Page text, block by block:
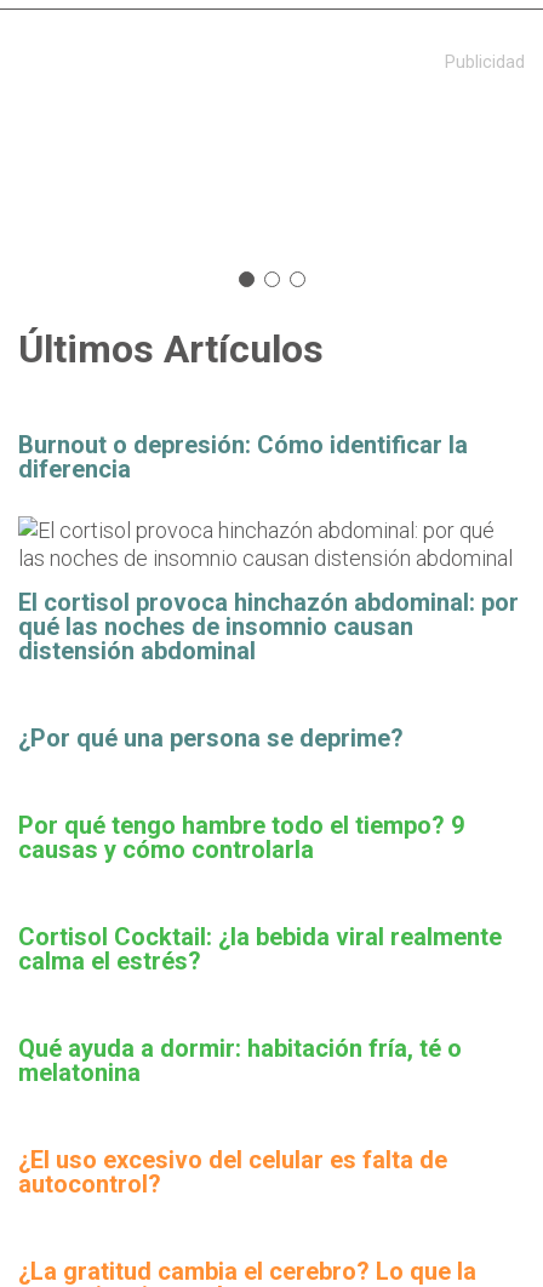
Publicidad
Últimos Artículos
Burnout o depresión: Cómo identificar la
diferencia
El cortisol provoca hinchazón abdominal: por
qué las noches de insomnio causan
distensión abdominal
¿Por qué una persona se deprime?
Por qué tengo hambre todo el tiempo? 9
causas y cómo controlarla
Cortisol Cocktail: ¿la bebida viral realmente
calma el estrés?
Qué ayuda a dormir: habitación fría, té o
melatonina
¿El uso excesivo del celular es falta de
autocontrol?
¿La gratitud cambia el cerebro? Lo que la